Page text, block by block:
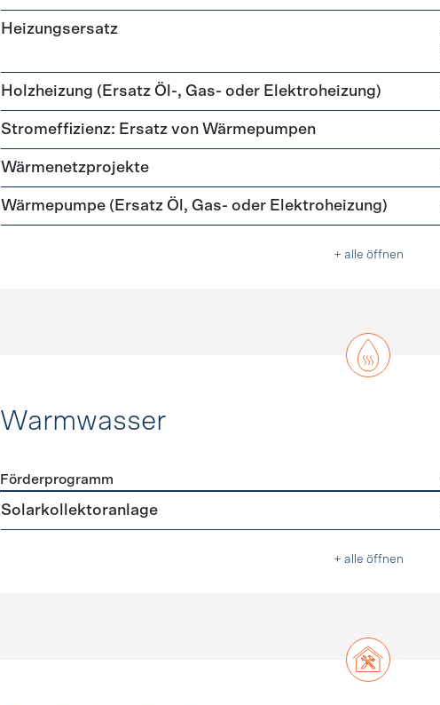
Heizungsersatz
Holzheizung (Ersatz Öl-, Gas- oder Elektroheizung)
Stromeffizienz: Ersatz von Wärmepumpen
Wärmenetzprojekte
Wärmepumpe (Ersatz Öl, Gas- oder Elektroheizung)
+ alle öffnen
Warmwasser
Förderprogramme Warmwasser
Förderprogramm
Solarkollektoranlage
+ alle öffnen